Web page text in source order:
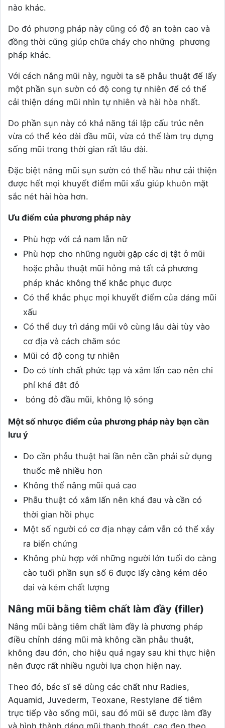
nào khác.
Do đó phương pháp này cũng có độ an toàn cao và
đồng thời cũng giúp chữa cháy cho những phương
pháp khác.
Với cách nâng mũi này, người ta sẽ phẫu thuật để lấy
một phần sụn sườn có độ cong tự nhiên để có thể
cải thiện dáng mũi nhìn tự nhiên và hài hòa nhất.
Do phần sụn này có khả năng tái lập cấu trúc nên
vừa có thể kéo dài đầu mũi, vừa có thể làm trụ dựng
sống mũi trong thời gian rất lâu dài.
Đặc biệt nâng mũi sụn sườn có thể hầu như cải thiện
được hết mọi khuyết điểm mũi xấu giúp khuôn mặt
sắc nét hài hòa hơn.
Ưu điểm của phương pháp này
Phù hợp với cả nam lẫn nữ
Phù hợp cho những người gặp các dị tật ở mũi
hoặc phẫu thuật mũi hỏng mà tất cả phương
pháp khác không thể khắc phục được
Có thể khắc phục mọi khuyết điểm của dáng mũi
xấu
Có thể duy trì dáng mũi vô cùng lâu dài tùy vào
cơ địa và cách chăm sóc
Mũi có độ cong tự nhiên
Do có tính chất phức tạp và xâm lấn cao nên chi
phí khá đắt đỏ
bóng đỏ đầu mũi, không lộ sóng
Một số nhược điểm của phương pháp này bạn cần
lưu ý
Do cần phẫu thuật hai lần nên cần phải sử dụng
thuốc mê nhiều hơn
Không thể nâng mũi quá cao
Phẫu thuật có xâm lấn nên khá đau và cần có
thời gian hồi phục
Một số người có cơ địa nhạy cảm vẫn có thể xảy
ra biến chứng
Không phù hợp với những người lớn tuổi do càng
cào tuổi phần sụn số 6 được lấy càng kém dẻo
dai và kém chất lượng
Nâng mũi bằng tiêm chất làm đầy (filler)
Nâng mũi bằng tiêm chất làm đầy là phương pháp
điều chỉnh dáng mũi mà không cần phẫu thuật,
không đau đớn, cho hiệu quả ngay sau khi thực hiện
nên được rất nhiều người lựa chọn hiện nay.
Theo đó, bác sĩ sẽ dùng các chất như Radies,
Aquamid, Juvederm, Teoxane, Restylane để tiêm
trực tiếp vào sống mũi, sau đó mũi sẽ được làm đầy
và hình thành dáng mũi thanh thoát, cao đẹp theo